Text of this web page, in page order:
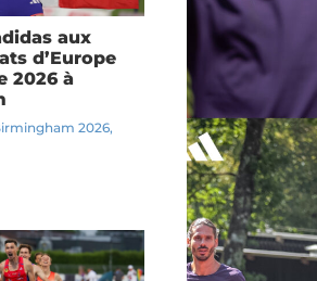
aux
d’Europe
2026 à
2026,